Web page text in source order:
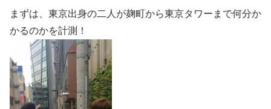
まずは、東京出身の二人が麹町から東京タワーまで何分か
かるのかを計測！